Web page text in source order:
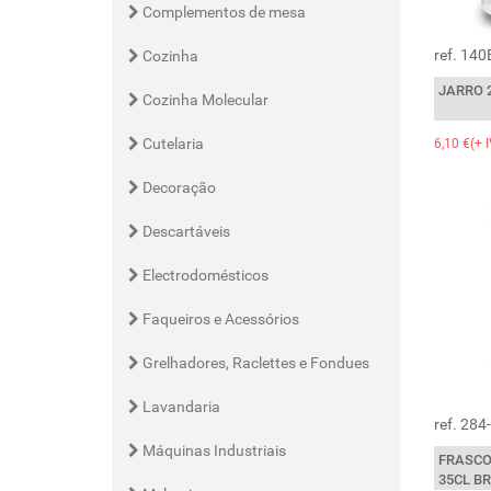
Complementos de mesa
Cozinha
Cozinha Molecular
Cutelaria
Decoração
Descartáveis
Electrodomésticos
Faqueiros e Acessórios
Grelhadores, Raclettes e Fondues
Lavandaria
Máquinas Industriais
ref.
JARRO
6,10 €(+
ref.
35CL